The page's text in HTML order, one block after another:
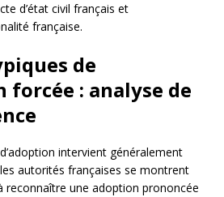
d’état civil français et
française.
de
: analyse de
intervient généralement
autorités françaises se montrent
reconnaître une adoption prononcée